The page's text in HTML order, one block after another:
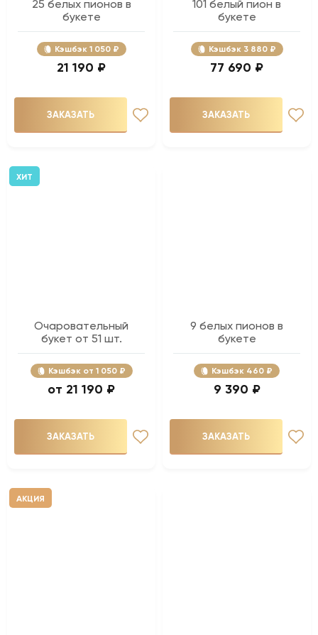
25 белых пионов в
букете
Кэшбэк 1 050 ₽
21 190 ₽
ЗАКАЗАТЬ
101 белый пион в
букете
Кэшбэк 3 880 ₽
77 690 ₽
ЗАКАЗАТЬ
ХИТ
Очаровательный
букет от 51 шт.
Кэшбэк 1 050 ₽
21 190 ₽
ЗАКАЗАТЬ
9 белых пионов в
букете
Кэшбэк 460 ₽
9 390 ₽
ЗАКАЗАТЬ
АКЦИЯ